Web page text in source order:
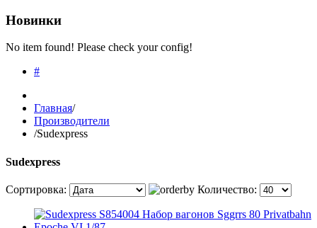
Новинки
No item found! Please check your config!
#
Главная/
Производители
/Sudexpress
Sudexpress
Сортировка: Количество: